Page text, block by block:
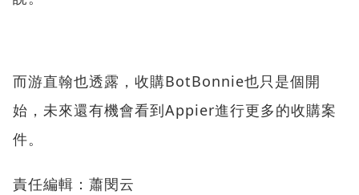
而游直翰也透露，收購BotBonnie也只是個開
始，未來還有機會看到Appier進行更多的收購案
件。
責任編輯：蕭閔云